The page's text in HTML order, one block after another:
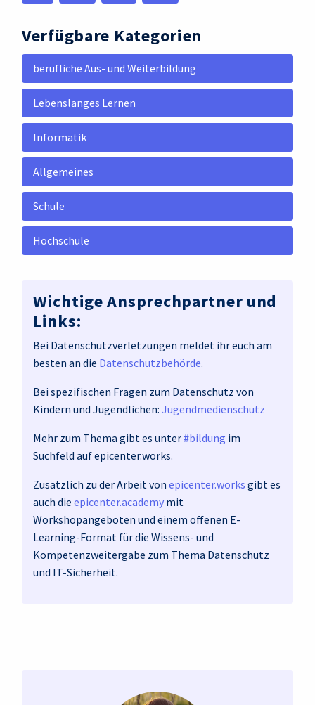
Verfügbare Kategorien
berufliche Aus- und Weiterbildung
Lebenslanges Lernen
Informatik
Allgemeines
Schule
Hochschule
Wichtige Ansprechpartner und
Links:
Bei Datenschutzverletzungen meldet ihr euch am
besten an die Datenschutzbehörde.
Bei spezifischen Fragen zum Datenschutz von
Kindern und Jugendlichen: Jugendmedienschutz
Mehr zum Thema gibt es unter#bildung im
Suchfeld auf epicenter.works.
Zusätzlich zu der Arbeit von epicenter.works gibt es
auch die epicenter.academy mit
Workshopangeboten und einem offenen E-
Learning-Format für die Wissens- und
Kompetenzweitergabe zum Thema Datenschutz
und IT-Sicherheit.